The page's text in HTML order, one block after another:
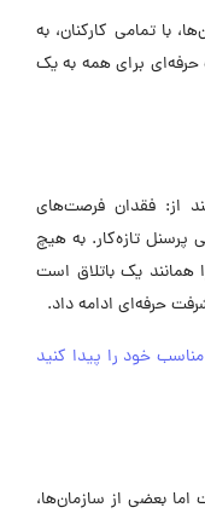
با تمامی کارکنان، به
برای همه به یک
از: فقدان فرصت‌های
تازه‌کار. به هیچ
همانند یک باتلاق است
حرفه‌ای ادامه داد.
خود را پیدا کنید
اما بعضی از سازمان‌ها،